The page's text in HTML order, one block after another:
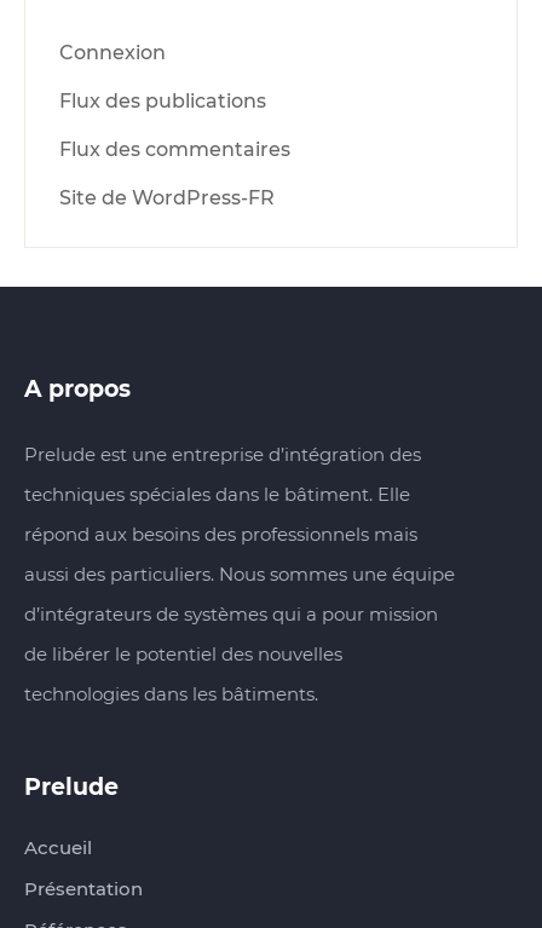
Connexion
Flux des publications
Flux des commentaires
Site de WordPress-FR
A propos
Prelude est une entreprise d’intégration des
techniques spéciales dans le bâtiment. Elle
répond aux besoins des professionnels mais
aussi des particuliers. Nous sommes une équipe
d’intégrateurs de systèmes qui a pour mission
de libérer le potentiel des nouvelles
technologies dans les bâtiments.
Accueil
Présentation